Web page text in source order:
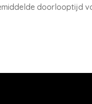
doorlooptijd